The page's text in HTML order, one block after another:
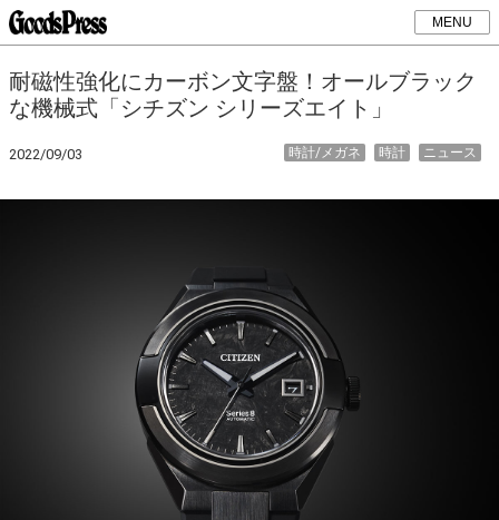
MENU
耐磁性強化にカーボン文字盤！オールブラック
な機械式「シチズン シリーズエイト」
2022/09/03 ニュース
時計
時計/メガネ